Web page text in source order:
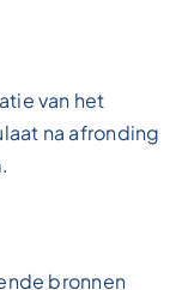
van het
na afronding
bronnen